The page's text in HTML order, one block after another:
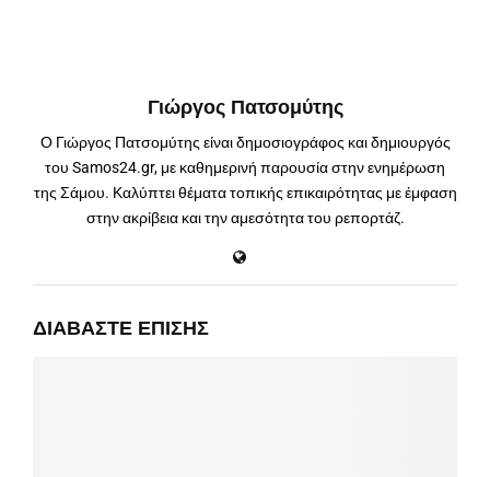
Γιώργος Πατσομύτης
Ο Γιώργος Πατσομύτης είναι δημοσιογράφος και δημιουργός
του Samos24.gr, με καθημερινή παρουσία στην ενημέρωση
της Σάμου. Καλύπτει θέματα τοπικής επικαιρότητας με έμφαση
στην ακρίβεια και την αμεσότητα του ρεπορτάζ.
ΔΙΑΒΆΣΤΕ ΕΠΊΣΗΣ